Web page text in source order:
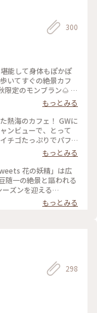
300
能して身体もぽかぽ
いてすぐの絶景カフ
うじ茶🍵カモミールテ
れた大人スイーツを
贅沢な時間✨窓から
海城、トンビが飛んで
パなく本当に最高な眺
めが最高 #地平線が見
#モンブラン #紅茶 #
のカフェは特別感 #
て #熱海 #熱海ことり
もっとみる
チゴたっぷりでパフ
☺️ #私のこと もっとみる
花の妖精」は広
随一の絶景と謳われる
ズンを迎える
(土)から各日10食限
フェが登場します。 薔
岡県熱海市熱海
休 営業時間：10:00
もっとみる
298